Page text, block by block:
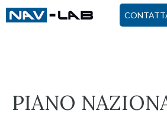
Vai
al
PIANO